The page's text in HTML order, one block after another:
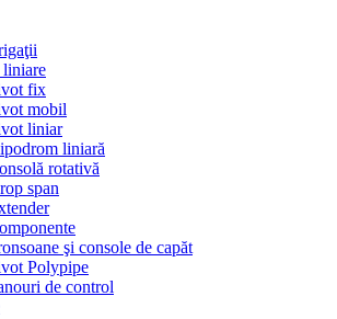
fix
mobil
liniar
liniară
rotativă
span
şi console de capăt
Polypipe
de control